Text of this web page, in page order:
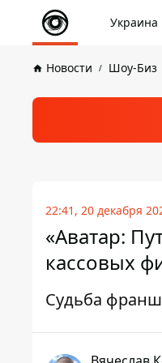
Украина
Новости Шоу-Биз
22:41, 20 декабря
«Аватар:
кассовых
Судьба